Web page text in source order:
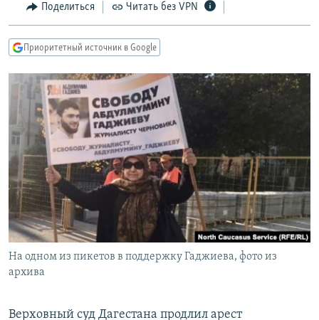
навигации
Вернутся
IDEL.РЕАЛИИ
КАВКАЗ.РЕАЛИИ
СИБИРЬ.РЕАЛИИ
РАСПИСАНИЕ ВЕЩАНИЯ
ПОДПИШИТЕСЬ НА РАССЫЛКУ
СОЦИАЛЬНЫЕ СЕТИ
Все сайты РСЕ/РС
Поделиться Читать без VPN
Приоритетный источник в Google
На одном из пикетов в поддержку Гаджиева, фото из
архива
Верховный суд Дагестана продлил арест